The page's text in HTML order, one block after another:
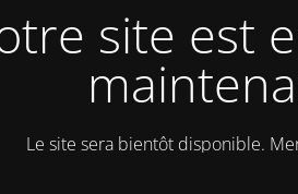
site est
Le site sera bientôt disponible.